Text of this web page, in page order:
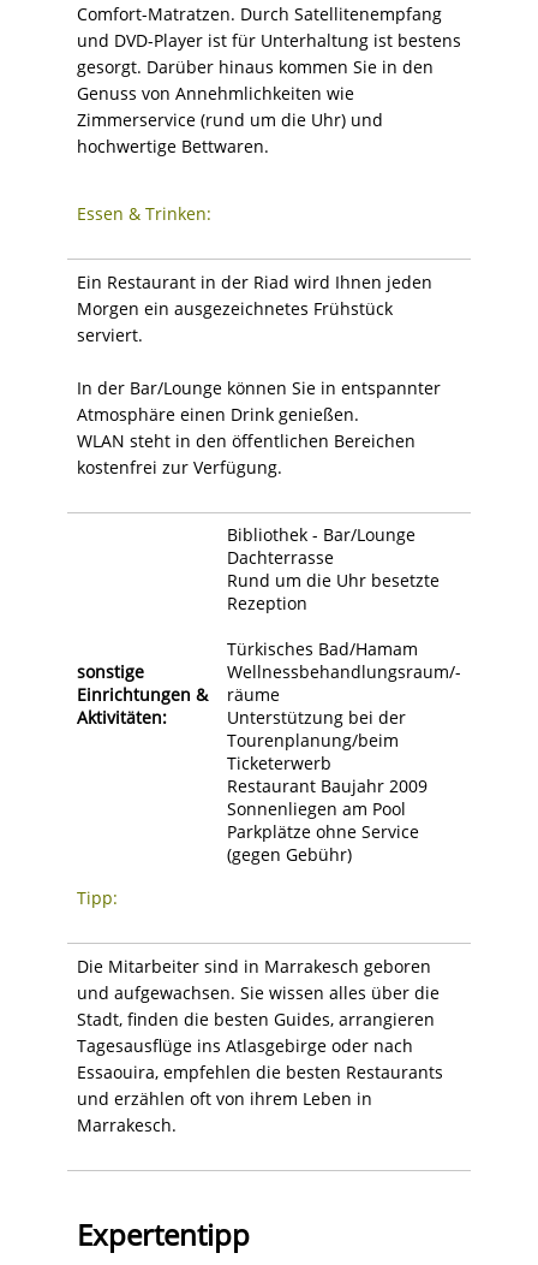
Comfort-Matratzen. Durch Satellitenempfang
und DVD-Player ist für Unterhaltung ist bestens
gesorgt. Darüber hinaus kommen Sie in den
Genuss von Annehmlichkeiten wie
Zimmerservice (rund um die Uhr) und
hochwertige Bettwaren.
Essen & Trinken:
Ein Restaurant in der Riad wird Ihnen jeden
Morgen ein ausgezeichnetes Frühstück
serviert.
In der Bar/Lounge können Sie in entspannter
Atmosphäre einen Drink genießen.
WLAN steht in den öffentlichen Bereichen
kostenfrei zur Verfügung.
sonstige
Einrichtungen &
Aktivitäten:
Bibliothek - Bar/Lounge
Dachterrasse
Rund um die Uhr besetzte
Rezeption
Türkisches Bad/Hamam
Wellnessbehandlungsraum/-
räume
Unterstützung bei der
Tourenplanung/beim
Ticketerwerb
Restaurant Baujahr 2009
Sonnenliegen am Pool
Parkplätze ohne Service
(gegen Gebühr)
Tipp:
Die Mitarbeiter sind in Marrakesch geboren
und aufgewachsen. Sie wissen alles über die
Stadt, finden die besten Guides, arrangieren
Tagesausflüge ins Atlasgebirge oder nach
Essaouira, empfehlen die besten Restaurants
und erzählen oft von ihrem Leben in
Marrakesch.
Expertentipp